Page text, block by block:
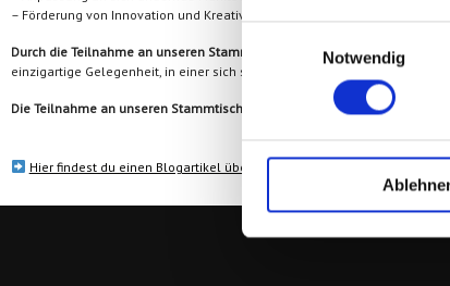
Notwendig
– Förderung von Innovation und Kreativität im digitalen Marketing
Durch die Teilnahme an unseren Stammtischen können Unternehmer
einzigartige Gelegenheit, in einer sich schnell verändernden digitalen
Die Teilnahme an unseren Stammtischen ist kostenlos!Abgesehen von
Hier findest du einen Blogartikel über die Vision und die Ausrichtung